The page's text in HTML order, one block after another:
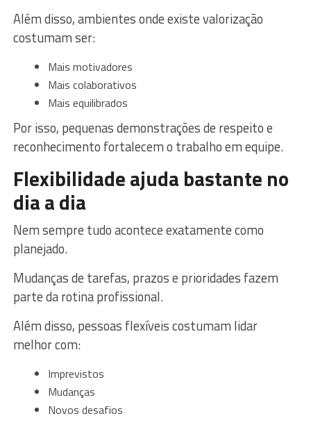
Além disso, ambientes onde existe valorização
costumam ser:
Mais motivadores
Mais colaborativos
Mais equilibrados
Por isso, pequenas demonstrações de respeito e
reconhecimento fortalecem o trabalho em equipe.
Flexibilidade ajuda bastante no
dia a dia
Nem sempre tudo acontece exatamente como
planejado.
Mudanças de tarefas, prazos e prioridades fazem
parte da rotina profissional.
Além disso, pessoas flexíveis costumam lidar
melhor com:
Imprevistos
Mudanças
Novos desafios